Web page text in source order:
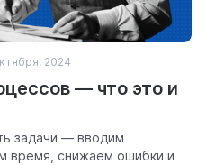
команд
2024
— что это и
задачи — вводим
время, снижаем ошибки и